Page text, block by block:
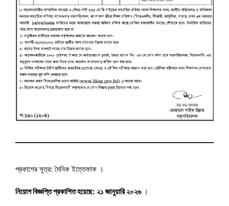
প্রকাশের সূত্র: দৈনিক ইত্তেফাক ।
নিয়োগ বিজ্ঞপ্তি প্রকাশিত হয়েছে: ২১ জানুয়ারি ২০২৬।